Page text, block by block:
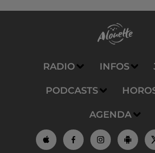
RADIO INFOS
PODCASTS
AGENDA